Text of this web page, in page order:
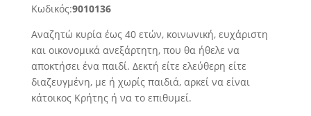
Κωδικός:9010136
Αναζητώ κυρία έως 40 ετών, κοινωνική, ευχάριστη
και οικονομικά ανεξάρτητη, που θα ήθελε να
αποκτήσει ένα παιδί. Δεκτή είτε ελεύθερη είτε
διαζευγμένη, με ή χωρίς παιδιά, αρκεί να είναι
κάτοικος Κρήτης ή να το επιθυμεί.